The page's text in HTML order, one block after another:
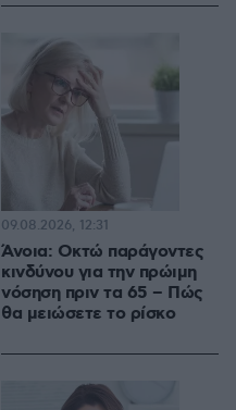
Άνοια: Οκτώ παράγοντες
κινδύνου για την πρώιμη
νόσηση πριν τα 65 – Πώς
θα μειώσετε το ρίσκο
09.08.2026, 12:31